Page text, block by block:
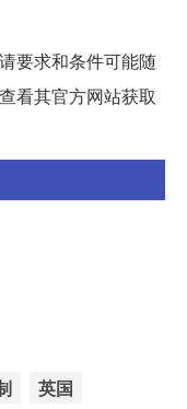
要求和条件可能随
看其官方网站获取
英国